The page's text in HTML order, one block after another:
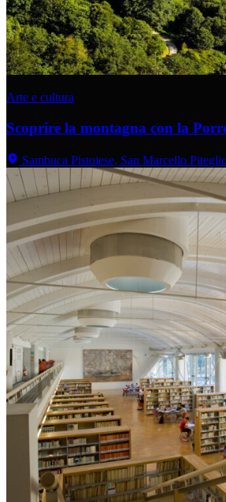
Arte e cultura
Scoprire la montagna con la
Sambuca Pistoiese, San Marcello